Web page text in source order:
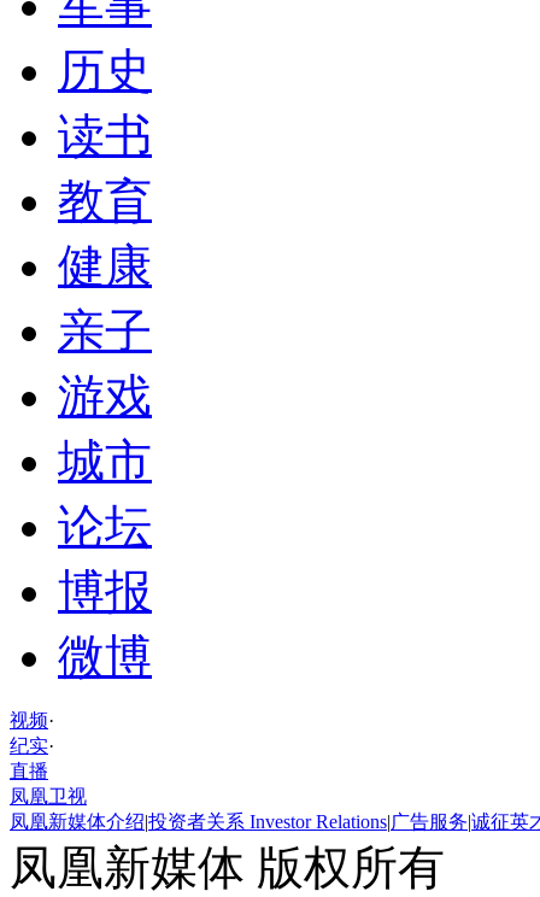
历史
读书
教育
健康
亲子
游戏
城市
论坛
博报
微博
视频·
纪实·
直播
凤凰卫视
凤凰新媒体介绍|投资者关系 Investor Relations|广告服务|诚征英
凤凰新媒体 版权所有